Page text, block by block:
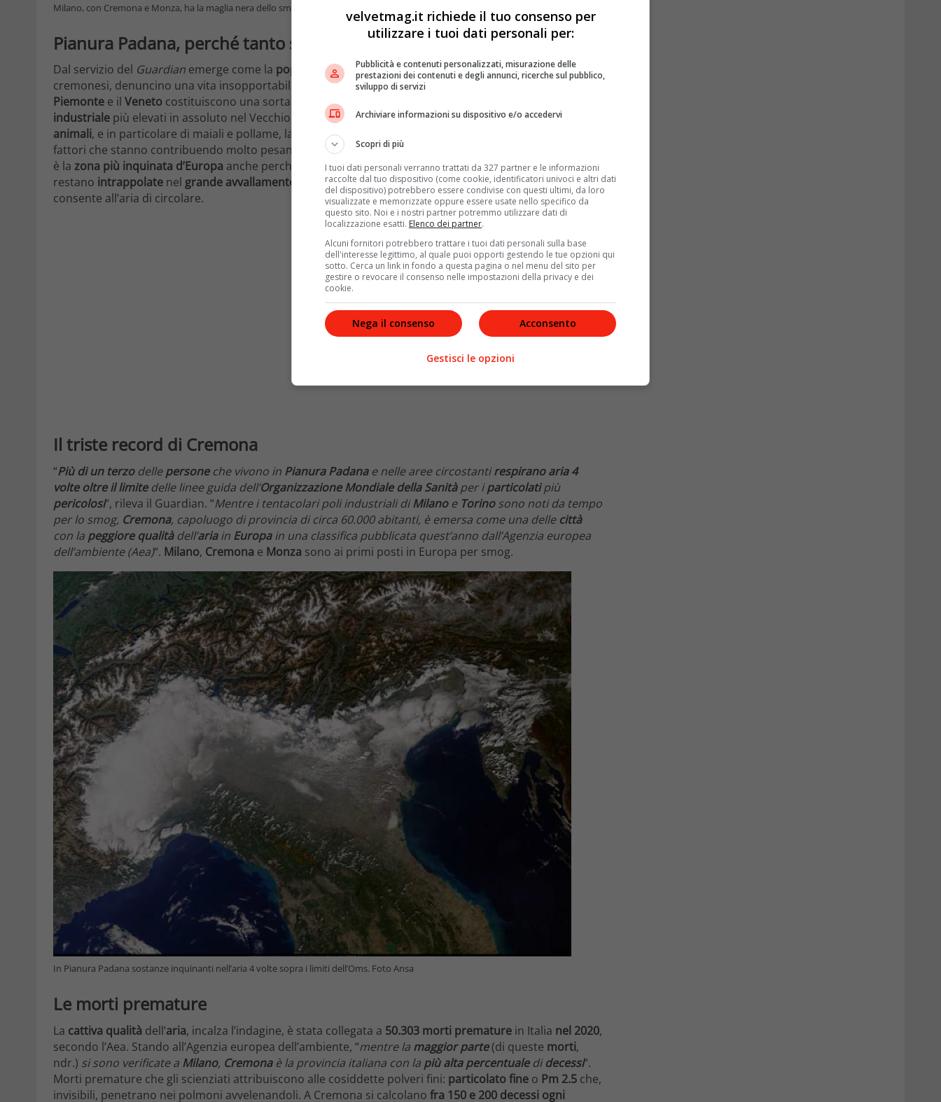
Milano, con Cremona e Monza, ha la maglia nera dello smog in Europa. Foto Ansa
Pianura Padana, perché tanto smog
Dal servizio del Guardian emerge come la popolazionedellaPianura Padana, e in primo luogo i
cremonesi, denuncino una vita insopportabile a causa dell’inquinamento. La
Lombardia
Piemonte e il Veneto costituiscono una sorta di macro regione europea dai
industriale più elevati in assoluto nel Vecchio Continente. Dunque leindustrie, gliallevamenti intensivi
animali, e in particolare di maiali e pollame, la mole dei
fattori che stanno contribuendo molto pesantemente ad avvelenare l’atmosfera. Ma la
è la zona più inquinata d’Europa anche perché non soltanto leemissioni inquinantisonoeccessive, ma
restano intrappolate nel grande avvallamento padano creando una sorta dieffetto serrache non
consente all’aria di circolare.
Il triste record di Cremona
“Più di un terzodellepersoneche vivono in Pianura Padanae nelle aree circostantirespirano aria 4
volte oltre il limitedelle linee guida dell’Organizzazione Mondiale della Sanitàper iparticolatipiù
pericolosi“, rileva il Guardian. “Mentre i tentacolari poli industriali diMilanoe Torinosono noti da tempo
per lo smog, Cremona, capoluogo di provincia di circa 60.000 abitanti, è emersa come una dellecittà
con la peggiore qualità dell’ariain Europain una classifica pubblicata quest’anno dall’Agenzia europea
dell’ambiente (Aea)“. Milano, Cremona e Monza sono ai primi posti in Europa per smog.
In Pianura Padana sostanze inquinanti nell’aria 4 volte sopra i limiti dell’Oms. Foto Ansa
Le morti premature
La cattiva qualità dell’aria, incalza l’indagine, è stata collegata a 50.303 morti premature in Italia nel 2020,
secondo l’Aea. Stando all’Agenzia europea dell’ambiente, “mentre la maggior parte(di queste morti,
ndr.) si sono verificate a Milano, Cremonaè la provincia italiana con la più alta percentualedidecessi“.
Morti premature che gli scienziati attribuiscono alle cosiddette polveri fini: particolato fine o Pm 2.5 che,
invisibili, penetrano nei polmoni avvelenandoli. A Cremona si calcolano fra 150 e 200 decessi ogni
velvetmag.it richiede il tuo consenso per
utilizzare i tuoi dati personali per:
Pubblicità e contenuti personalizzati, misurazione delle
prestazioni dei contenuti e degli annunci, ricerche sul pubblico,
sviluppo di servizi
Archiviare informazioni su dispositivo e/o accedervi
Scopri di più
I tuoi dati personali verranno trattati da 327 partner e le informazioni
raccolte dal tuo dispositivo (come cookie, identificatori univoci e altri dati
del dispositivo) potrebbero essere condivise con questi ultimi, da loro
visualizzate e memorizzate oppure essere usate nello specifico da
questo sito. Noi e i nostri partner potremmo utilizzare dati di
localizzazione esatti. Elenco dei partner.
Alcuni fornitori potrebbero trattare i tuoi dati personali sulla base
dell'interesse legittimo, al quale puoi opporti gestendo le tue opzioni qui
sotto. Cerca un link in fondo a questa pagina o nel menu del sito per
gestire o revocare il consenso nelle impostazioni della privacy e dei
cookie.
Acconsento
Nega il consenso
Gestisci le opzioni